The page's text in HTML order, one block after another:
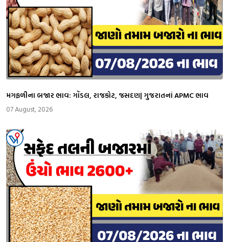
મગફળીના બજાર ભાવ: ગોંડલ, રાજકોટ, જસદણ| ગુજરાતનાં APMC ભાવ
07 August, 2026